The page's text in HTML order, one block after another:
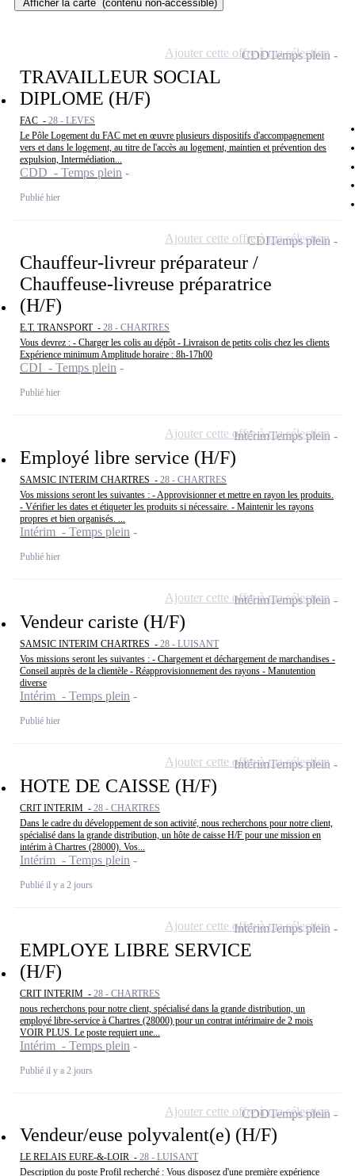
Afficher la carte (contenu non-accessible)
TRAVAILLEUR SOCIAL
DIPLOME (H/F)
FAC - 28 - LEVES
Le Pôle Logement du FAC met en œuvre plusieurs dispositifs d'accompagnement
vers et dans le logement, au titre de l'accès au logement, maintien et prévention des
expulsion, Intermédiation...
CDD - Temps plein
Publié hier
CDDTemps plein
Ajouter cette offre à ma sélection
Chauffeur-livreur préparateur /
Chauffeuse-livreuse préparatrice
(H/F)
E.T. TRANSPORT - 28 - CHARTRES
Vous devrez : - Charger les colis au dépôt - Livraison de petits colis chez les clients
Expérience minimum Amplitude horaire : 8h-17h00
CDI - Temps plein
Publié hier
CDITemps plein
Ajouter cette offre à ma sélection
Employé libre service (H/F)
SAMSIC INTERIM CHARTRES - 28 - CHARTRES
Vos missions seront les suivantes : - Approvisionner et mettre en rayon les produits.
- Vérifier les dates et étiqueter les produits si nécessaire. - Maintenir les rayons
propres et bien organisés. ...
Intérim - Temps plein
Publié hier
IntérimTemps plein
Ajouter cette offre à ma sélection
Vendeur cariste (H/F)
SAMSIC INTERIM CHARTRES - 28 - LUISANT
Vos missions seront les suivantes : - Chargement et déchargement de marchandises -
Conseil auprès de la clientèle - Réapprovisionnement des rayons - Manutention
diverse
Intérim - Temps plein
Publié hier
IntérimTemps plein
Ajouter cette offre à ma sélection
HOTE DE CAISSE (H/F)
CRIT INTERIM - 28 - CHARTRES
Dans le cadre du développement de son activité, nous recherchons pour notre client,
spécialisé dans la grande distribution, un hôte de caisse H/F pour une mission en
intérim à Chartres (28000). Vos...
Intérim - Temps plein
Publié il y a 2 jours
IntérimTemps plein
Ajouter cette offre à ma sélection
EMPLOYE LIBRE SERVICE
(H/F)
CRIT INTERIM - 28 - CHARTRES
nous recherchons pour notre client, spécialisé dans la grande distribution, un
employé libre-service à Chartres (28000) pour un contrat intérimaire de 2 mois
VOIR PLUS. Le poste requiert une...
Intérim - Temps plein
Publié il y a 2 jours
IntérimTemps plein
Ajouter cette offre à ma sélection
Vendeur/euse polyvalent(e) (H/F)
LE RELAIS EURE-&-LOIR - 28 - LUISANT
Description du poste Profil recherché : Vous disposez d'une première expérience
CDDTemps plein
Ajouter cette offre à ma sélection